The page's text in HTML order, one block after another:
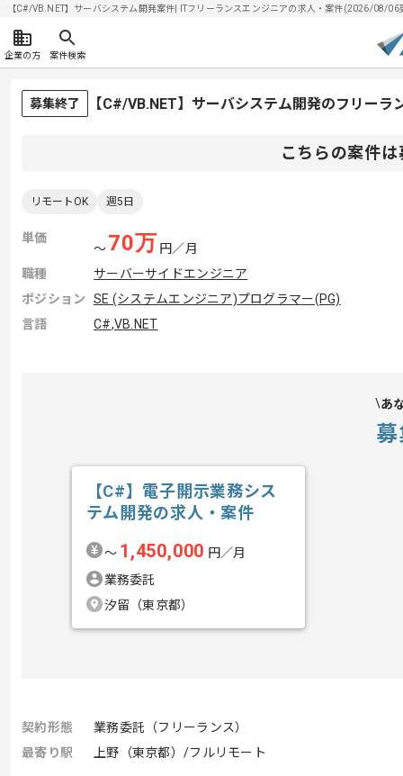
【C#/VB.NET】サーバシステム開発案件| ITフリーランスエンジニアの求人・案件(2026/08/06
企業の方 案件検索
募集終了 【C#/VB.NET】サーバシステム開発のフリーラ
こちらの案件
リモートOK 週5日
単価
〜70万 円／月
職種
サーバーサイドエンジニア
ポジション
SE (システムエンジニア)プログラマー(PG)
言語
C#,VB.NET
あ
【C#】電子開示業務シス
テム開発の求人・案件
〜 1,450,000 円／月
業務委託
汐留（東京都）
契約形態
業務委託（フリーランス）
最寄り駅
上野（東京都）/フルリモート